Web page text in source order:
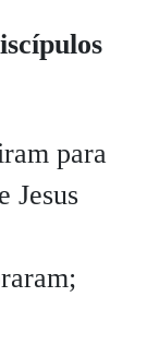
para
Jesus